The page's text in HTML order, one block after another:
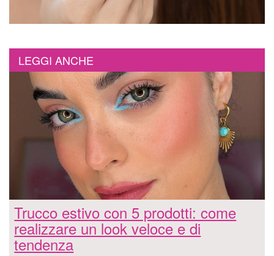
LEGGI ANCHE
Trucco estivo con 5 prodotti: come
realizzare un look veloce e di
tendenza